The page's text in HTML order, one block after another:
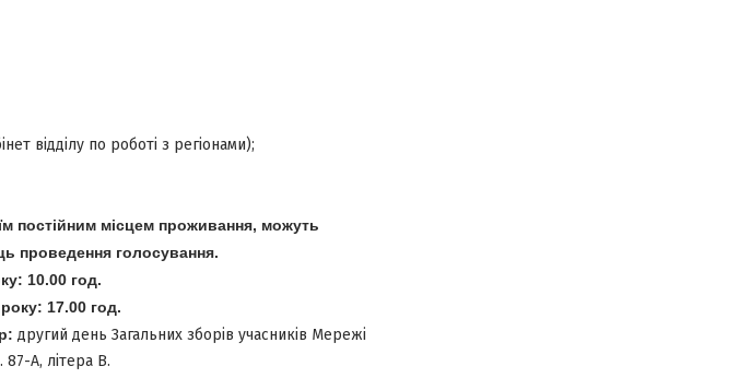
відділу по роботі з регіонами);
постійним місцем проживання, можуть
проведення голосування.
10.00 год.
: 17.00 год.
другий день Загальних зборів учасників Мережі
А, літера В.